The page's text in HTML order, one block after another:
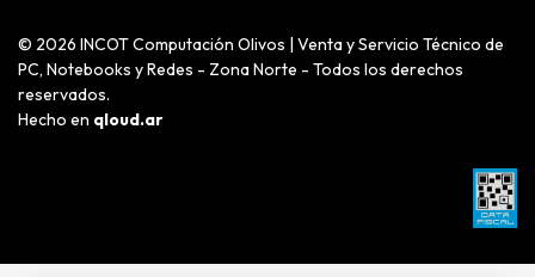
© 2026 INCOT Computación Olivos | Venta y Servicio Técnico de
PC, Notebooks y Redes - Zona Norte - Todos los derechos
reservados.
Hecho en qloud.ar